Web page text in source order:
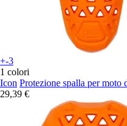
+-3
1 colori
Icon Protezione spalla per moto
29,39 €